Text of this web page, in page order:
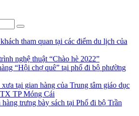
tham quan tại các điểm du lịch của
nghệ thuật “Chào hè 2022”
“Hội chợ quê” tại phố đi bộ phường
tại gian hàng của Trung tâm giáo dục
TP Móng Cái
trưng bày sách tại Phố đi bộ Trần